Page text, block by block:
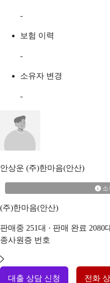
-
보험 이력
-
소유자 변경
-
안상운 (주)한마음(안산)
소
(주)한마음(안산)
판매중 251대 · 판매 완료 2080
종사원증 번호
대출 상담 신청 전화